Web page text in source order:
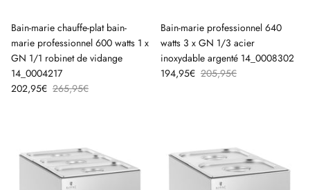
Bain-marie chauffe-plat bain-
marie professionnel 600 watts 1 x
GN 1/1 robinet de vidange
14_0004217
202,95€ 265,95€
Bain-marie professionnel 640
watts 3 x GN 1/3 acier
inoxydable argenté 14_0008302
194,95€ 205,95€